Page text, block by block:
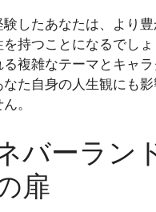
験したあなたは、より
持つことになるでし
複雑なテーマとキャ
た自身の人生観にも影
。
バーラン
扉